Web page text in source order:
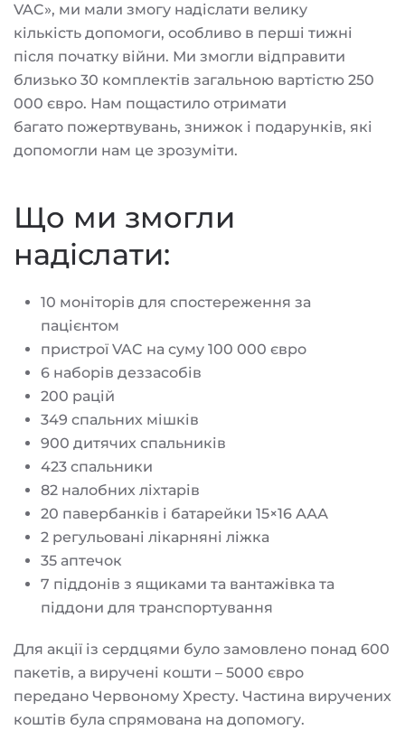
VAC», ми мали змогу надіслати велику
кількість допомоги, особливо в перші тижні
після початку війни. Ми змогли відправити
близько 30 комплектів загальною вартістю 250
000 євро. Нам пощастило отримати
багато пожертвувань, знижок і подарунків, які
допомогли нам це зрозуміти.
Що ми змогли
надіслати:
10 моніторів для спостереження за
пацієнтом
пристрої VAC на суму 100 000 євро
6 наборів деззасобів
200 рацій
349 спальних мішків
900 дитячих спальників
423 спальники
82 налобних ліхтарів
20 павербанків і батарейки 15×16 ААА
2 регульовані лікарняні ліжка
35 аптечок
7 піддонів з ящиками та вантажівка та
піддони для транспортування
Для акції із сердцями було замовлено понад 600
пакетів, а виручені кошти – 5000 євро
передано Червоному Хресту. Частина виручених
коштів була спрямована на допомогу.